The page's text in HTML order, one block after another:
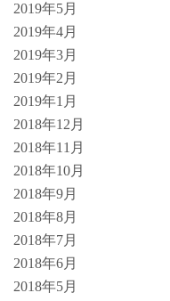
2019年5月
2019年4月
2019年3月
2019年2月
2019年1月
2018年12月
2018年11月
2018年10月
2018年9月
2018年8月
2018年7月
2018年6月
2018年5月